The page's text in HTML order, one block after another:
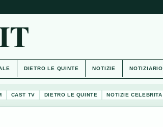
DIETRO LE QUINTE NOTIZIE NOTIZIARIO
CAST TV DIETRO LE QUINTE NOTIZIE CELEBRITA